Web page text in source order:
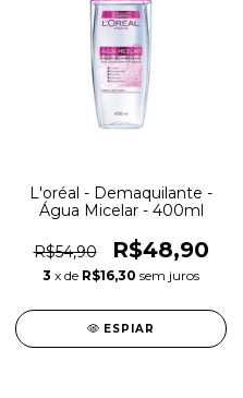
L'oréal - Demaquilante -
Água Micelar - 400ml
R$54,90 R$48,90
3 x de R$16,30 sem juros
ESPIAR